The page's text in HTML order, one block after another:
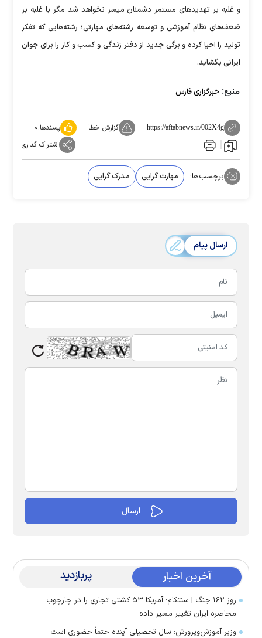
و غلبه بر تهدیدهای مستمر دشمنان میسر نخواهد شد مگر با غلبه بر
ضعف‌های نظام آموزشی و توسعه رشته‌های مهارتی؛ رشته‌هایی که تفکر
تولید را احیا کرده و برگی جدید از دفتر زندگی و کسب و کار را برای جوان
ایرانی بگشاید.
منبع: خبرگزاری فارس
https://aftabnews.ir/002X4g گزارش خطا پسندها:۰
اشتراک گذاری
برچسب‌ها: مهارت گرایی مدرک گرایی
ارسال پیام
آخرین اخبار پربازدید
روز ۱۶۲ جنگ | سنتکام: آمریکا ۵۳ کشتی تجاری را در چارچوب
محاصره ایران تغییر مسیر داده
وزیر آموزش‌وپرورش: سال تحصیلی آینده حتماً حضوری است